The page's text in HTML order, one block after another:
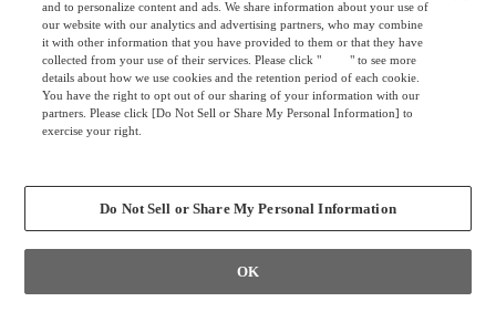
テーマ別コンテンツ
在宅ワーク
環境課題に対する取り組み
はたらく姿勢を考える
The Posture
and to personalize content and ads. We share information about your use of
our website with our analytics and advertising partners, who may combine
it with other information that you have provided to them or that they have
collected from your use of their services. Please click "
here" to see more
details about how we use cookies and the retention period of each cookie.
You have the right to opt out of our sharing of your information with our
partners. Please click [Do Not Sell or Share My Personal Information] to
exercise your right.
Do Not Sell or Share My Personal Information
OK